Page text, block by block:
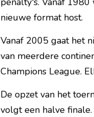
nieuwe format host.
Vanaf 2005 gaat het
van meerdere
Champions League.
De opzet van het
volgt een halve